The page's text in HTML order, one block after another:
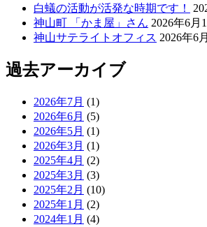
白蟻の活動が活発な時期です！
神山町 「かま屋」さん 2026年6月
神山サテライトオフィス 2026年6
過去アーカイブ
2026年7月 (1)
2026年6月 (5)
2026年5月 (1)
2026年3月 (1)
2025年4月 (2)
2025年3月 (3)
2025年2月 (10)
2025年1月 (2)
2024年1月 (4)